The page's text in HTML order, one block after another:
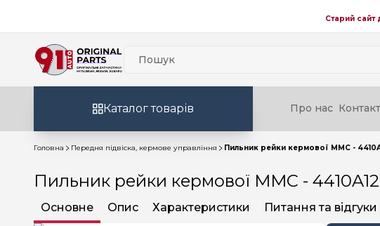
Старий сайт
Каталог товарів Про нас
Головна Передня підвіска, кермове управління Пильник рейки кермової MMC -
Пильник рейки кермової MMC -
Основне Опис Характеристики Питання та відгуки